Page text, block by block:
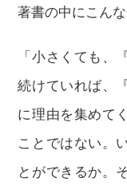
著書の中にこん
「小さくても、
続けていれば、
に理由を集めて
ことではない。
とができるか。